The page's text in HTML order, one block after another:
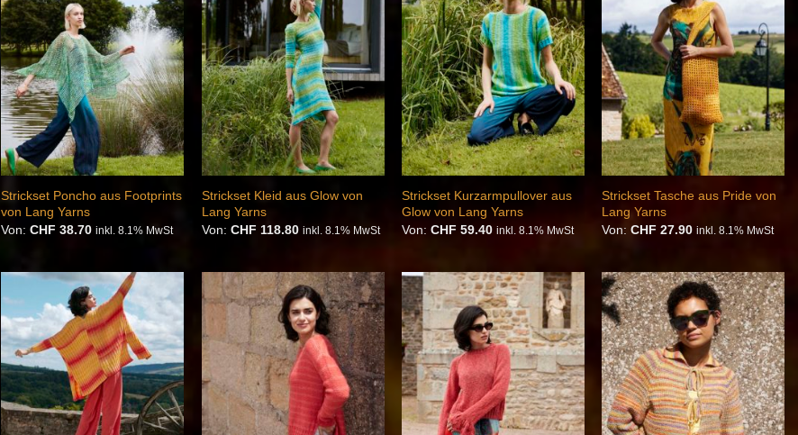
Auf die
Wunschliste
Strickset Poncho aus Footprints
von Lang Yarns
Von:CHF 38.70 inkl. 8.1% MwSt
Auf die
Wunschliste
Strickset Kleid aus Glow von
Lang Yarns
Von: CHF 118.80 inkl. 8.1% MwSt
Auf die
Wunschliste
Strickset Kurzarmpullover aus
Glow von Lang Yarns
Von:CHF 59.40 inkl. 8.1% MwSt
Wunschliste
Strickset Tasche aus Pride von
Lang Yarns
Von:CHF 27.90 inkl. 8.1% MwSt
Auf die
Wunschliste
Auf die
Wunschliste
Auf die
Wunschliste
Auf die
Wunschliste